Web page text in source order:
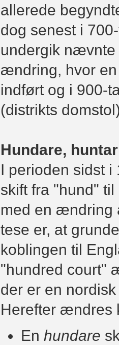
allerede
dog senest i
undergik nævnte
ændring, hvor
indført og i 900-
(distrikts
Hundare,
I perioden sidst i
skift fra "hund"
med en ændring
tese er, at
koblingen til
"hundred court"
der er en
Herefter ændres
En hundare